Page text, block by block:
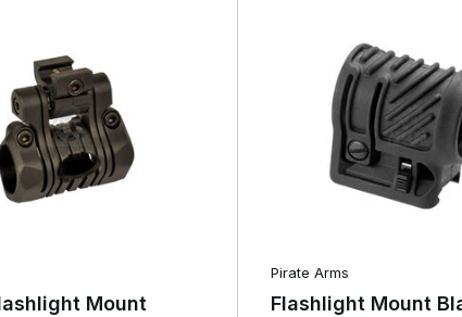
en stabiel voor optimale prestaties in low-light situaties.
Mount
Pirate Arms
Flashlight Mount